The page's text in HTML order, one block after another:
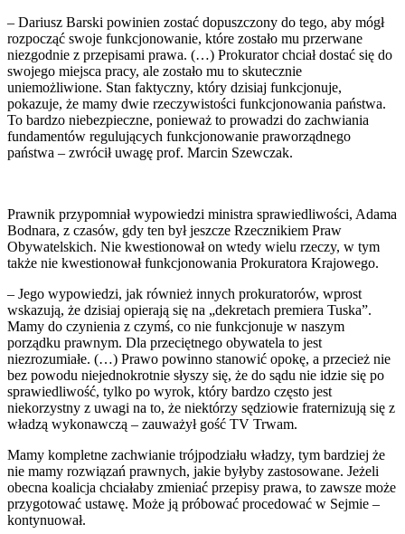
– Dariusz Barski powinien zostać dopuszczony do tego, aby mógł
rozpocząć swoje funkcjonowanie, które zostało mu przerwane
niezgodnie z przepisami prawa. (…) Prokurator chciał dostać się do
swojego miejsca pracy, ale zostało mu to skutecznie
uniemożliwione. Stan faktyczny, który dzisiaj funkcjonuje,
pokazuje, że mamy dwie rzeczywistości funkcjonowania państwa.
To bardzo niebezpieczne, ponieważ to prowadzi do zachwiania
fundamentów regulujących funkcjonowanie praworządnego
państwa – zwrócił uwagę prof. Marcin Szewczak.
Prawnik przypomniał wypowiedzi ministra sprawiedliwości, Adama
Bodnara, z czasów, gdy ten był jeszcze Rzecznikiem Praw
Obywatelskich. Nie kwestionował on wtedy wielu rzeczy, w tym
także nie kwestionował funkcjonowania Prokuratora Krajowego.
– Jego wypowiedzi, jak również innych prokuratorów, wprost
wskazują, że dzisiaj opierają się na „dekretach premiera Tuska”.
Mamy do czynienia z czymś, co nie funkcjonuje w naszym
porządku prawnym. Dla przeciętnego obywatela to jest
niezrozumiałe. (…) Prawo powinno stanowić opokę, a przecież nie
bez powodu niejednokrotnie słyszy się, że do sądu nie idzie się po
sprawiedliwość, tylko po wyrok, który bardzo często jest
niekorzystny z uwagi na to, że niektórzy sędziowie fraternizują się z
władzą wykonawczą – zauważył gość TV Trwam.
Mamy kompletne zachwianie trójpodziału władzy, tym bardziej że
nie mamy rozwiązań prawnych, jakie byłyby zastosowane. Jeżeli
obecna koalicja chciałaby zmieniać przepisy prawa, to zawsze może
przygotować ustawę. Może ją próbować procedować w Sejmie –
kontynuował.